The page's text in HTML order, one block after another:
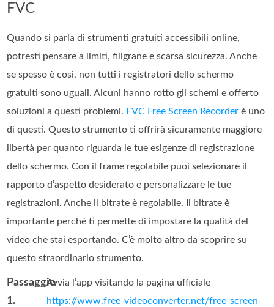
FVC
Quando si parla di strumenti gratuiti accessibili online,
potresti pensare a limiti, filigrane e scarsa sicurezza. Anche
se spesso è così, non tutti i registratori dello schermo
gratuiti sono uguali. Alcuni hanno rotto gli schemi e offerto
soluzioni a questi problemi. FVC Free Screen Recorder è uno
di questi. Questo strumento ti offrirà sicuramente maggiore
libertà per quanto riguarda le tue esigenze di registrazione
dello schermo. Con il frame regolabile puoi selezionare il
rapporto d’aspetto desiderato e personalizzare le tue
registrazioni. Anche il bitrate è regolabile. Il bitrate è
importante perché ti permette di impostare la qualità del
video che stai esportando. C’è molto altro da scoprire su
questo straordinario strumento.
Passaggio
1.
Avvia l’app visitando la pagina ufficiale
https://www.free-videoconverter.net/free-screen-